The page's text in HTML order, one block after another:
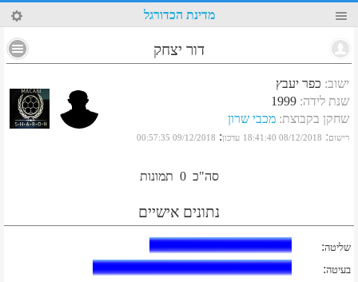
89 מדינת הכדורגל
דור יצחק
ישוב: כפר יעבץ
שנת לידה:
1999
שחקן בקבוצת: מכבי שרון
רישום:
08/12/2018 18:41:40 עדכון:
09/12/2018 00:57:35
סה"כ 0 תמונות
נתונים אישיים
שליטה:
בעיטה: